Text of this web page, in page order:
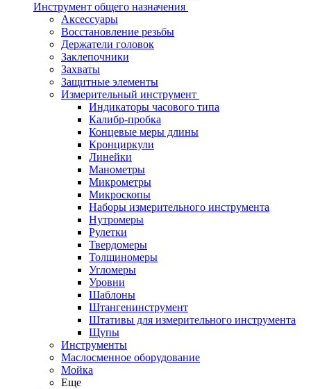
Инструмент общего назначения
Аксессуары
Восстановление резьбы
Держатели головок
Заклепочники
Захваты
Защитные элементы
Измерительный инструмент
Индикаторы часового типа
Калибр-пробка
Концевые меры длины
Кронциркули
Линейки
Манометры
Микрометры
Микроскопы
Наборы измерительного инструмента
Нутромеры
Рулетки
Твердомеры
Толщиномеры
Угломеры
Уровни
Шаблоны
Штангенинструмент
Штативы для измерительного инструмента
Щупы
Инструменты
Маслосменное оборудование
Мойка
Еще